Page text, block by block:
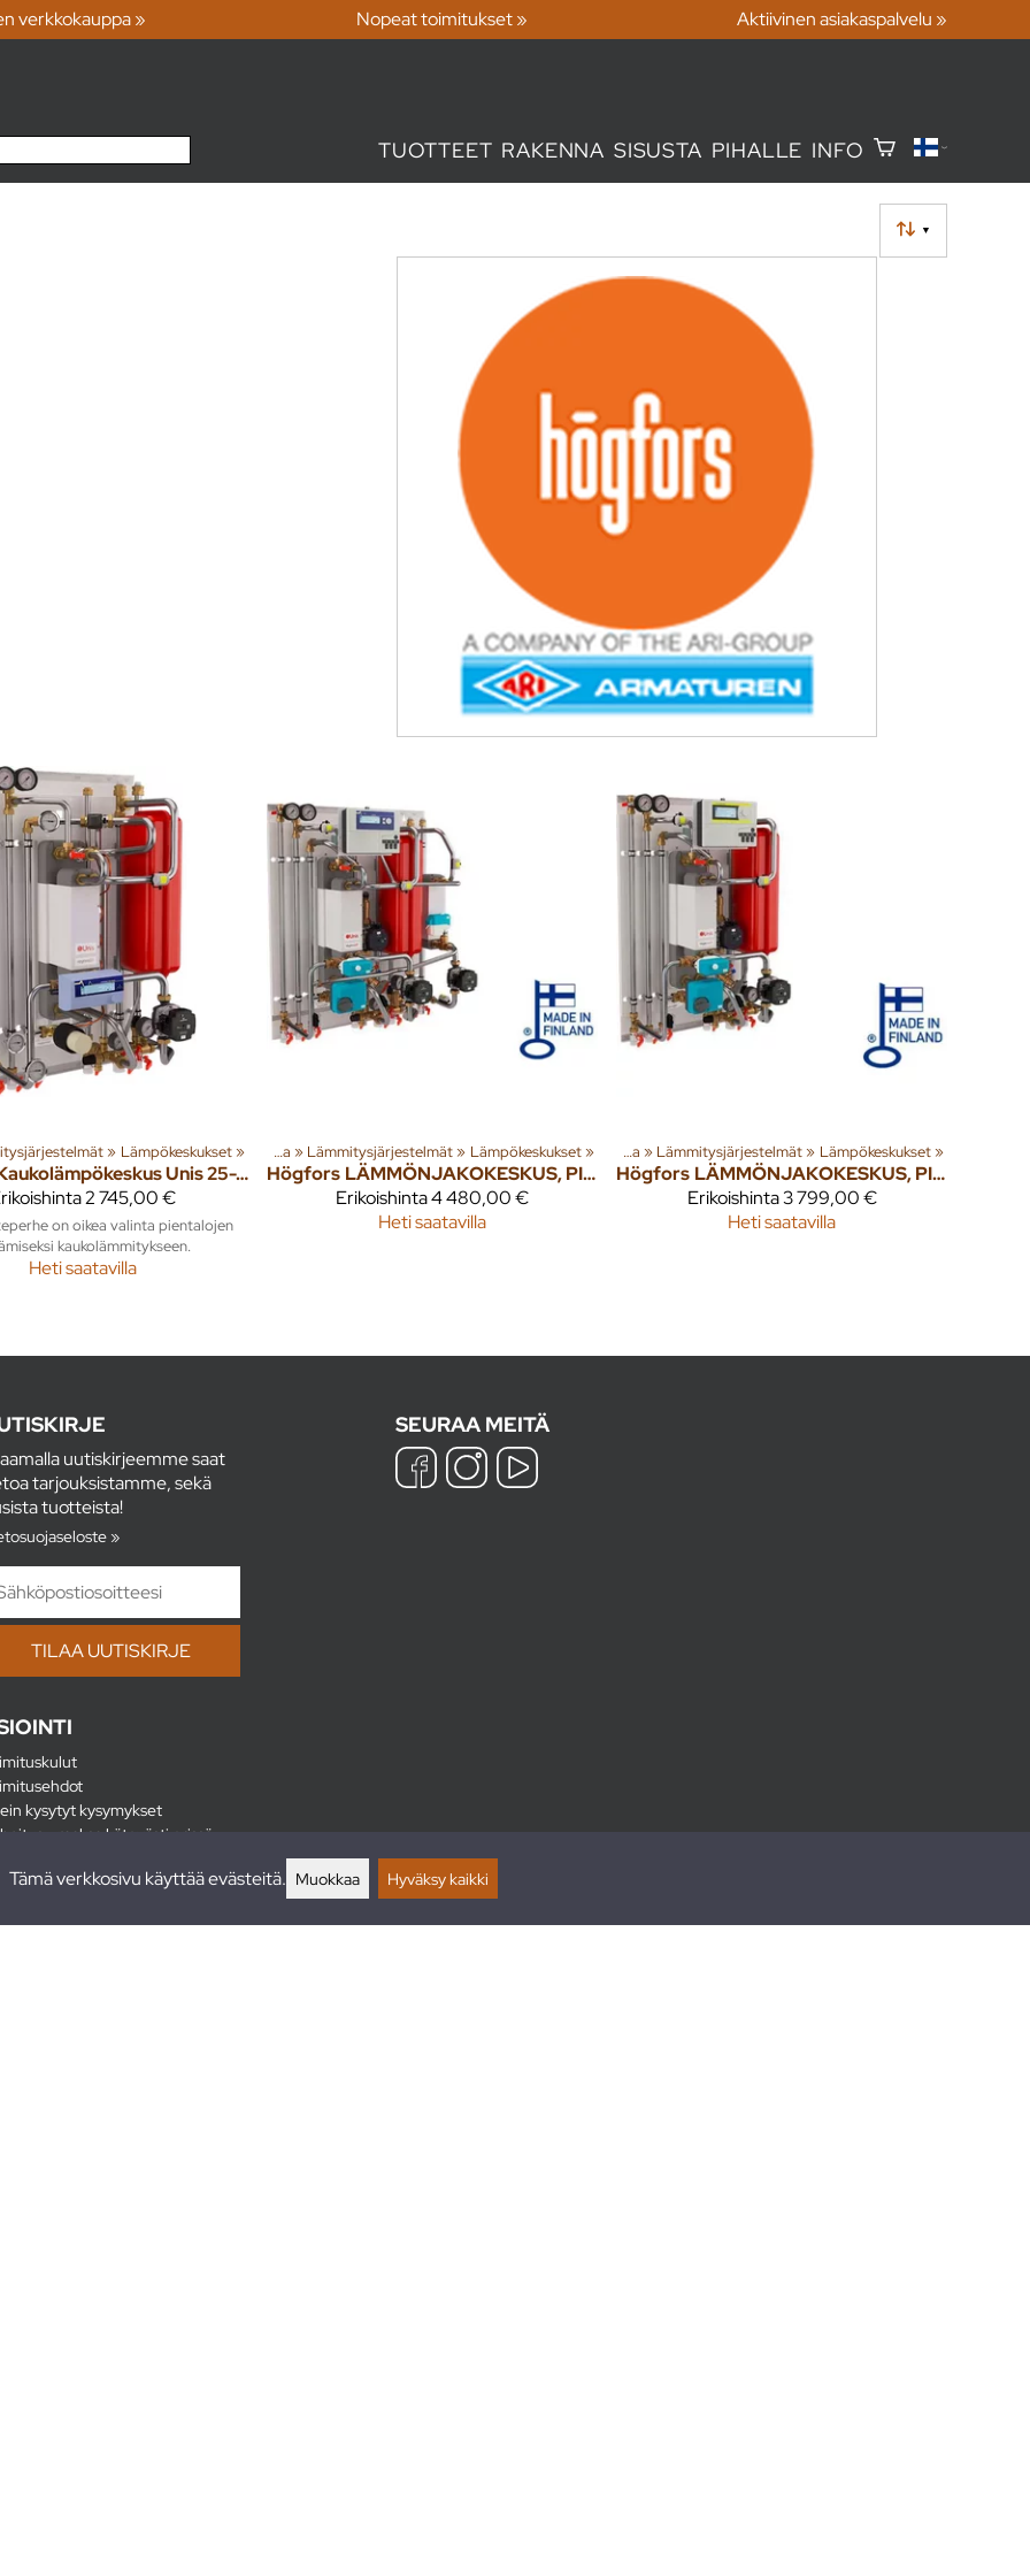
verkkokauppa » Nopeat toimitukset » Aktiivinen asiakaspalvelu »
TUOTTEET RAKENNA SISUSTA PIHALLE INFO
▼
‪» Lämpökeskukset‪»
Kaukolämpökeskus Unis 25-2R
2 745,00 €
on oikea valinta pientalojen
kaukolämmitykseen.
Heti saatavilla
Tuoteryhmiä ja tuotteita‪» Rakenna ‪» Lämmitysjärjestelmät‪» Lämpökeskukset‪»
Högfors
LÄMMÖNJAKOKESKUS, PIENTALO UNIS 100-3RF, LATTIA.PATT.&KV
Erikoishinta4 480,00 €
Heti saatavilla
Tuoteryhmiä ja tuotteita‪» Rakenna ‪» Lämmitysjärjestelmät‪» Lämpökeskukset‪»
Högfors
LÄMMÖNJAKOKESKUS, PIENTALO UNIS 150-2RF, LATTIA/PATT.&KV
Erikoishinta3 799,00 €
Heti saatavilla
uutiskirjeemme saat
tarjouksistamme, sekä
tuotteista!
»
SEURAA MEITÄ
kysytyt kysymykset
- maksa kätevästi erissä
Tämä verkkosivu käyttää evästeitä. Muokkaa Hyväksy kaikki